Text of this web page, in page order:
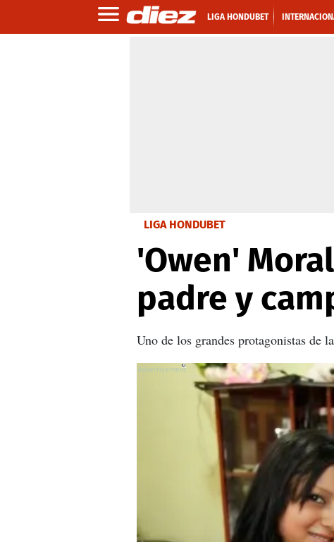
LIGA HONDUBET
LIGA HONDUBET
'Owen'
padre y
Uno de los grandes protagonistas
X
X
X